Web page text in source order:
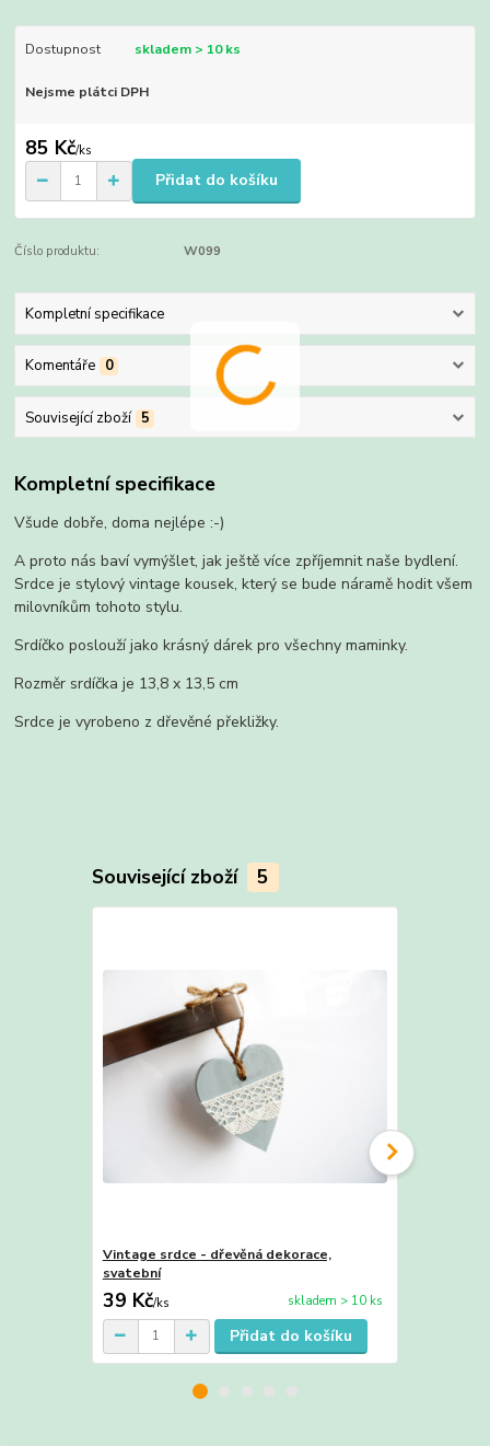
Dostupnost skladem > 10 ks
Nejsme plátci DPH
85 Kč/ks
Přidat do košíku
Číslo produktu: W099
Kompletní specifikace
Komentáře 0
Související zboží 5
Kompletní specifikace
Všude dobře, doma nejlépe :-)
A proto nás baví vymýšlet, jak ještě více zpříjemnit naše bydlení.
Srdce je stylový vintage kousek, který se bude náramě hodit všem
milovníkům tohoto stylu.
Srdíčko poslouží jako krásný dárek pro všechny maminky.
Rozměr srdíčka je 13,8 x 13,5 cm
Srdce je vyrobeno z dřevěné překližky.
Související zboží 5
Vintage srdce - dřevěná dekorace,
svatební
39 Kč/ks skladem > 10 ks
Přidat do košíku